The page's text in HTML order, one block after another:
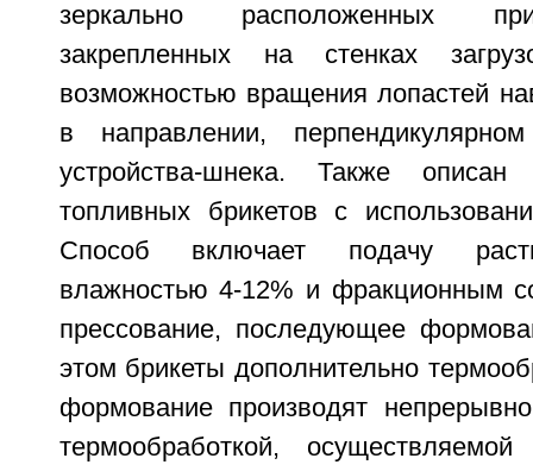
зеркально расположенных
закрепленных на стенках
возможностью вращения лопастей
в направлении,
устройства-шнека. Также описан
топливных брикетов с
Способ включает подачу
влажностью 4-12% и фракционным
прессование, последующее
этом брикеты дополнительно
формование производят
термообработкой,